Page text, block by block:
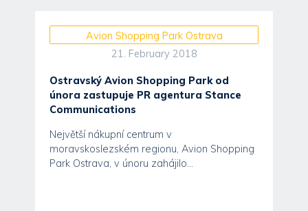
Avion Shopping Park Ostrava
21. February 2018
Ostravský Avion Shopping Park od
února zastupuje PR agentura Stance
Communications
Největší nákupní centrum v
moravskoslezském regionu, Avion Shopping
Park Ostrava, v únoru zahájilo...